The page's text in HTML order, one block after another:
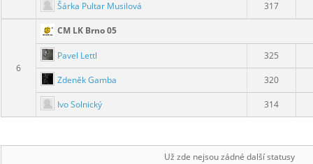
Šárka Pultar Musilová
317
6
CM LK Brno 05
Pavel Lettl 325
Zdeněk Gamba 320
Ivo Solnický 314
Už zde nejsou zádné další statusy